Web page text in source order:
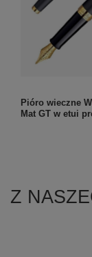
Pióro wieczne
Mat GT w etui
Z